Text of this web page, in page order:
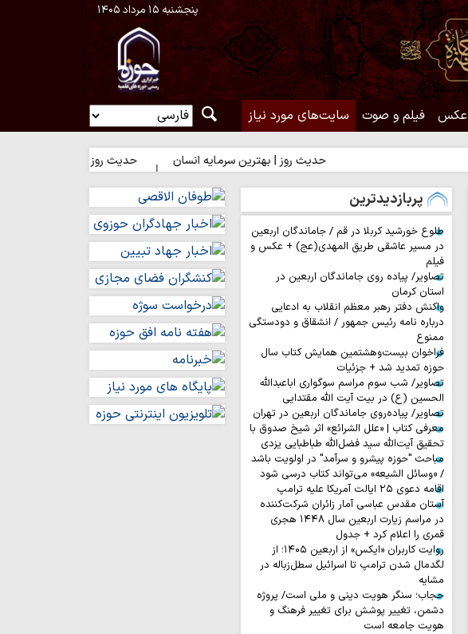
پنجشنبه ۱۵ مرداد ۱۴۰۵
عکس فیلم و صوت سایت‌های مورد نیاز
حدیث روز | بهترین سرمایه انسان حدیث روز | شکیبایی بر تلخی حق
پربازدیدترین
طلوع خورشید کربلا در قم / جاماندگان اربعین
در مسیر عاشقی طریق المهدی(عج) + عکس و
فیلم
تصاویر/ پیاده روی جاماندگان اربعین در
استان کرمان
واکنش دفتر رهبر معظم انقلاب به ادعایی
درباره نامه رئیس جمهور / انشقاق و دودستگی
ممنوع
فراخوان بیست‌وهشتمین همایش کتاب سال
حوزه تمدید شد + جزئیات
تصاویر/ شب سوم مراسم سوگواری اباعبدالله
الحسین (ع) در بیت آیت الله مقتدایی
تصاویر/ پیاده‌روی جاماندگان اربعین در تهران
معرفی کتاب | «علل الشرائع» اثر شیخ صدوق با
تحقیق آیت‌الله سید فضل‌الله طباطبایی یزدی
مباحث "حوزه پیشرو و سرآمد" در اولویت باشد
/ «وسائل الشیعه» می‌تواند کتاب درسی شود
اقامه دعوی ۲۵ ایالت آمریکا علیه ترامپ
آستان مقدس عباسی آمار زائران شرکت‌کننده
در مراسم زیارت اربعین سال ۱۴۴۸ هجری
قمری را اعلام کرد + جدول
روایت‌ کاربران «ایکس» از اربعین ۱۴۰۵؛ از
لگدمال شدن ترامپ تا اسرائیل سطل‌زباله‌ در
مشایه
حجاب؛ سنگر هویت دینی و ملی است/ پروژه
دشمن، تغییر پوشش برای تغییر فرهنگ و
هویت جامعه است